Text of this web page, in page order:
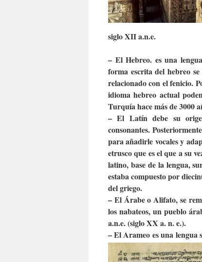
siglo XII a.n.e.
– El Hebreo. es una
forma escrita del hebreo
relacionado con el fenicio.
idioma hebreo actual
Turquía hace más de 3000
– El Latíndebe su
consonantes.
para añadirle vocales y
etrusco que es el que a su
latino, base de la lengua,
estaba compuesto por
del griego.
– El Árabe o Alifato, se
los nabateos, un pueblo
a.n.e. (siglo XX a. n. e.).
– El Arameo es una lengua